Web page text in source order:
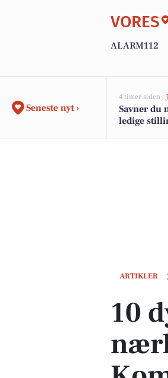
VORES
ALARM112
Seneste nyt ›
4 timer siden |
Savner du
ledige
ARTIKLER
10
10